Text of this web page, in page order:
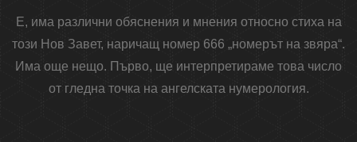
Е, има различни обяснения и мнения относно стиха на
този Нов Завет, наричащ номер 666 „номерът на звяра“.
Има още нещо. Първо, ще интерпретираме това число
от гледна точка на ангелската нумерология.